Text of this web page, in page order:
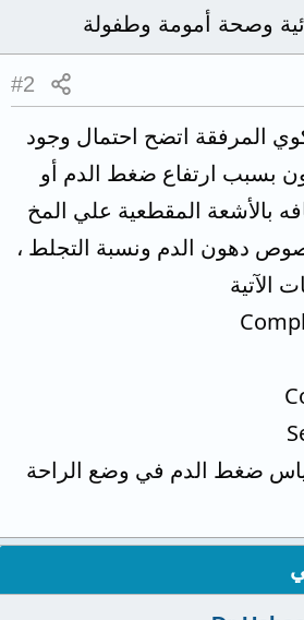
وصحة أمومة وطفولة
#2
المرفقة اتضح احتمال وجود
بسبب ارتفاع ضغط الدم أو
بالأشعة المقطعية علي المخ
دهون الدم ونسبة التجلط ،
الآتية
ضغط الدم في وضع الراحة